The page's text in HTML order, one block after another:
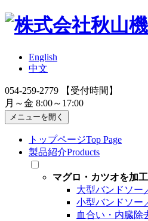
English
中文
054-259-2779
【受付時間】
月～金 8:00～17:00
メニューを開く
トップページTop Page
製品紹介Products
マグロ・カツオを加
大型バンドソー
小型バンドソー
血合い・内臓除